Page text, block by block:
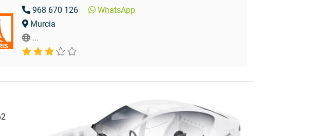
968 670 126
WhatsApp
Murcia
...